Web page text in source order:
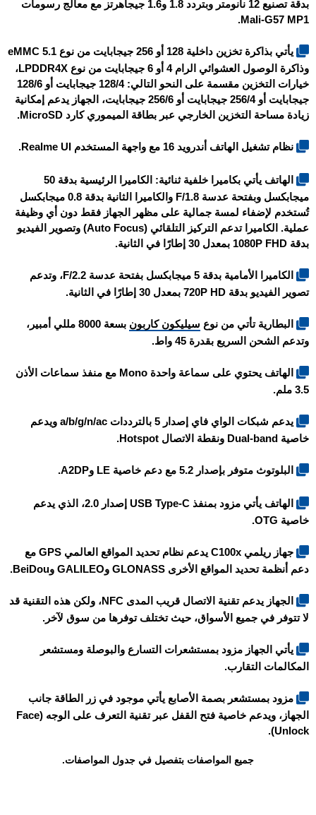
بدقة تصنيع 12 نانومتر وبتردد 1.8 و1.6 جيجاهرتز مع معالج رسومات
Mali-G57 MP1.
يأتي بذاكرة تخزين داخلية 128 أو 256 جيجابايت من نوع eMMC 5.1
وذاكرة الوصول العشوائي الرام 4 أو 6 جيجابايت من نوع LPDDR4X،
خيارات التخزين مقسمة على النحو التالي: 128/4 جيجابايت أو 128/6
جيجابايت أو 256/4 جيجابايت أو 256/6 جيجابايت، الجهاز يدعم إمكانية
زيادة مساحة التخزين الخارجي عبر بطاقة الميموري كارد MicroSD.
نظام تشغيل الهاتف أندرويد 16 مع واجهة المستخدم Realme UI.
الهاتف يأتي بكاميرا خلفية ثنائية: الكاميرا الرئيسية بدقة 50
ميجابكسل وبفتحة عدسة F/1.8 والكاميرا الثانية بدقة 0.8 ميجابكسل
تُستخدم لإضفاء لمسة جمالية على مظهر الجهاز فقط دون أي وظيفة
عملية. الكاميرا تدعم التركيز التلقائي (Auto Focus) وتصوير الفيديو
بدقة 1080P FHD بمعدل 30 إطارًا في الثانية.
الكاميرا الأمامية بدقة 5 ميجابكسل بفتحة عدسة F/2.2، وتدعم
تصوير الفيديو بدقة 720P HD بمعدل 30 إطارًا في الثانية.
البطارية تأتي من نوع سيليكون كاربون
بسعة 8000 مللي أمبير،
وتدعم الشحن السريع بقدرة 45 واط.
الهاتف يحتوي على سماعة واحدة Mono مع منفذ سماعات الأذن
3.5 ملم.
يدعم شبكات الواي فاي إصدار 5 بالترددات a/b/g/n/ac ويدعم
خاصية Dual-band ونقطة الاتصال Hotspot.
البلوتوث متوفر بإصدار 5.2 مع دعم خاصية LE وA2DP.
الهاتف يأتي مزود بمنفذ USB Type-C إصدار 2.0، الذي يدعم
خاصية OTG.
جهاز ريلمي C100x
يدعم نظام تحديد المواقع العالمي GPS مع
دعم أنظمة تحديد المواقع الأخرى GLONASS وGALILEO وBeiDou.
الجهاز يدعم تقنية الاتصال قريب المدى NFC، ولكن هذه التقنية قد
لا تتوفر في جميع الأسواق، حيث تختلف توفرها من سوق لآخر.
يأتي الجهاز مزود بمستشعرات التسارع والبوصلة ومستشعر
المكالمات التقارب.
مزود بمستشعر بصمة الأصابع يأتي موجود في زر الطاقة جانب
الجهاز، ويدعم خاصية فتح القفل عبر تقنية التعرف على الوجه (Face
Unlock).
جميع المواصفات بتفصيل في جدول المواصفات.